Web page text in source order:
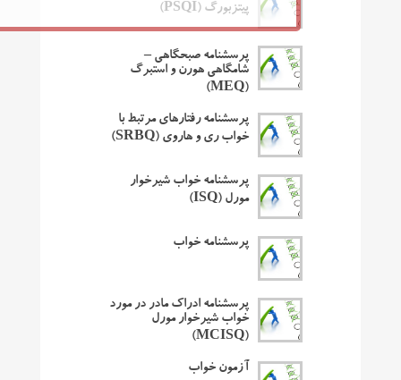
پیتزبورگ (PSQI)
پرسشنامه صبحگاهی –
شامگاهی هورن و استبرگ
(MEQ)
پرسشنامه رفتارهای مرتبط با
خواب ری و هاروی (SRBQ)
پرسشنامه خواب شیرخوار
مورل (ISQ)
پرسشنامه خواب
پرسشنامه ادراک مادر در مورد
خواب شیرخوار مورل
(MCISQ)
آزمون خواب